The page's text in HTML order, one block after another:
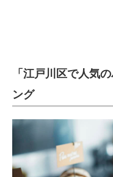
エレクトロニクス専門サ
電子設計の基本と応用
エネルギーの専門メデ
建設×テクノロジーの最
ちょっと気になるネッ
「江戸川区で人気
ング